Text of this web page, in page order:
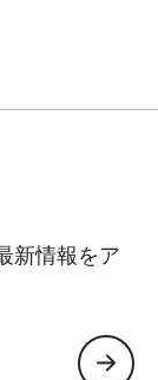
ストスト
を組み合
ーズに出
も収納して
新情報をア